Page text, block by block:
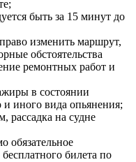
быть за 15 минут до
изменить маршрут,
обстоятельства
ремонтных работ и
в состоянии
и иного вида опьянения;
рассадка на судне
обязательное
билета по